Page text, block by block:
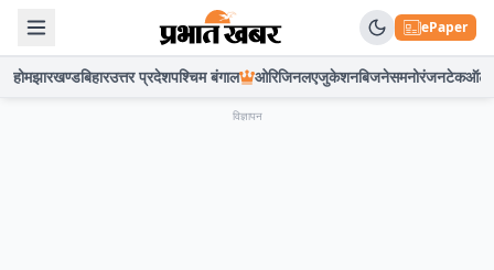
ePaper
होमझारखण्डबिहारउत्तर प्रदेशपश्चिम बंगाल ओरिजिनलएजुकेशनबिजनेसमनोरंजनटेकऑटो
विज्ञापन